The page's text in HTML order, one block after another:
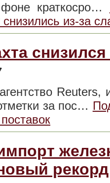
краткосро…
из-за
за пос…
рекорд